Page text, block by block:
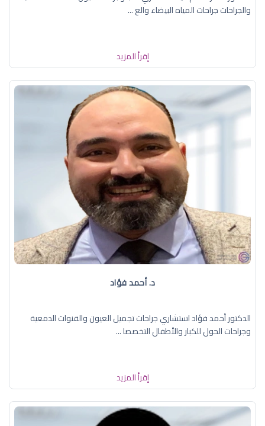
والجراحات جراحات المياه البيضاء والع ...
إقرأ المزيد
د. أحمد فؤاد
الدكتور أحمد فؤاد استشاري جراحات تجميل العيون والقنوات الدمعية
وجراحات الحول للكبار والأطفال التخصصا ...
إقرأ المزيد